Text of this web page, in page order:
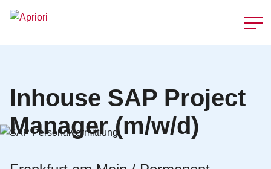
Inhouse SAP Project
Manager (m/w/d)